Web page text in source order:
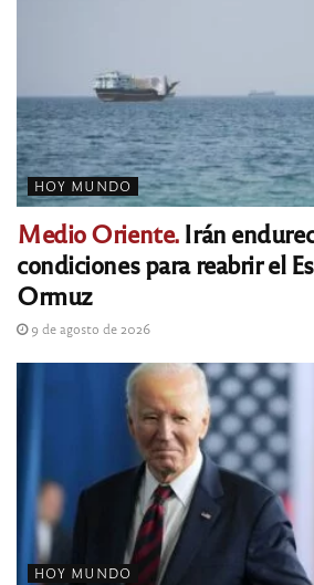
HOY MUNDO
Medio Oriente.Irán
condiciones para reabrir el
Ormuz
9 de agosto de 2026
HOY MUNDO